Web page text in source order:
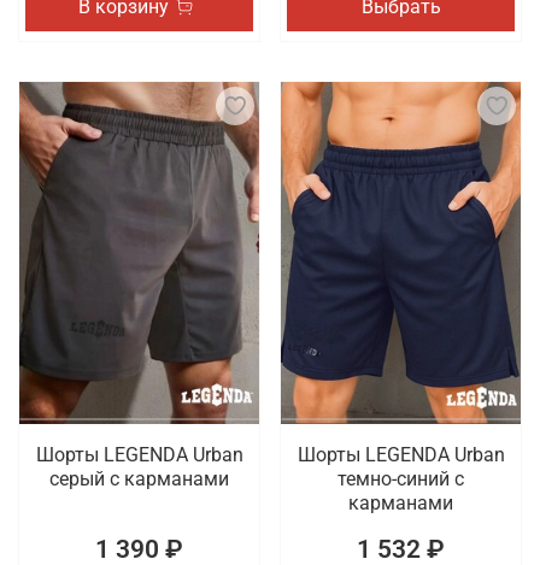
В корзину Выбрать
Шорты LEGENDA Urban
серый c карманами
1 390 ₽
Шорты LEGENDA Urban
темно-синий с
карманами
1 532 ₽